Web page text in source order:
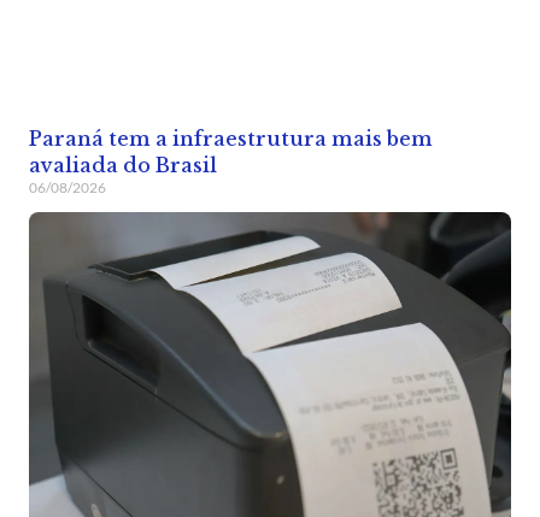
Paraná tem a infraestrutura mais bem
avaliada do Brasil
06/08/2026